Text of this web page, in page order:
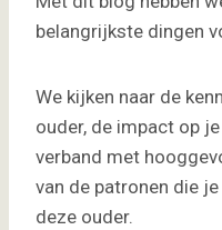
belangrijkste dingen
We kijken naar de
ouder, de impact op
verband met
van de patronen die
deze ouder.